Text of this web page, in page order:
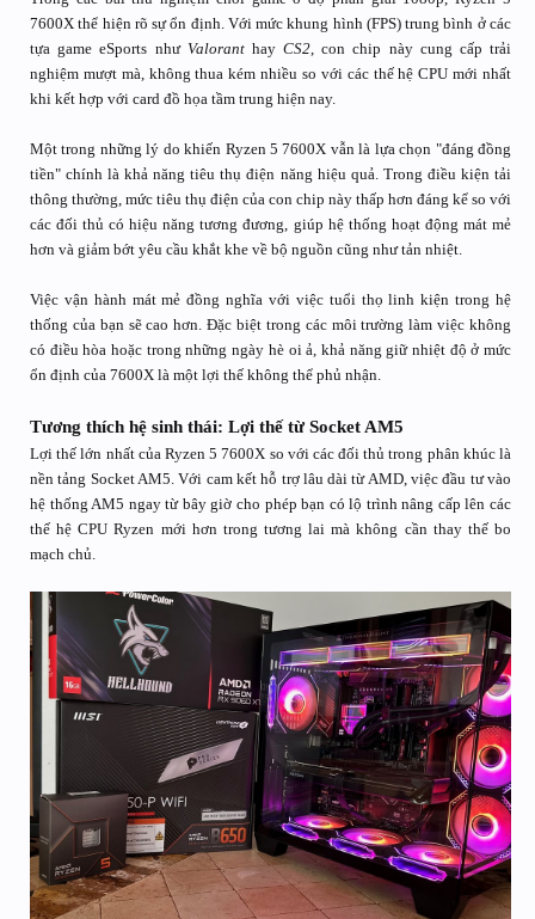
7600X thể hiện rõ sự ổn định. Với mức khung hình (FPS) trung bình ở các
tựa game eSports như ValoranthayCS2, con chip này cung cấp trải
nghiệm mượt mà, không thua kém nhiều so với các thế hệ CPU mới nhất
khi kết hợp với card đồ họa tầm trung hiện nay.
Một trong những lý do khiến Ryzen 5 7600X vẫn là lựa chọn "đáng đồng
tiền" chính là khả năng tiêu thụ điện năng hiệu quả. Trong điều kiện tải
thông thường, mức tiêu thụ điện của con chip này thấp hơn đáng kể so với
các đối thủ có hiệu năng tương đương, giúp hệ thống hoạt động mát mẻ
hơn và giảm bớt yêu cầu khắt khe về bộ nguồn cũng như tản nhiệt.
Việc vận hành mát mẻ đồng nghĩa với việc tuổi thọ linh kiện trong hệ
thống của bạn sẽ cao hơn. Đặc biệt trong các môi trường làm việc không
có điều hòa hoặc trong những ngày hè oi ả, khả năng giữ nhiệt độ ở mức
ổn định của 7600X là một lợi thế không thể phủ nhận.
Tương thích hệ sinh thái: Lợi thế từ Socket AM5
Lợi thế lớn nhất của Ryzen 5 7600X so với các đối thủ trong phân khúc là
nền tảng Socket AM5. Với cam kết hỗ trợ lâu dài từ AMD, việc đầu tư vào
hệ thống AM5 ngay từ bây giờ cho phép bạn có lộ trình nâng cấp lên các
thế hệ CPU Ryzen mới hơn trong tương lai mà không cần thay thế bo
mạch chủ.